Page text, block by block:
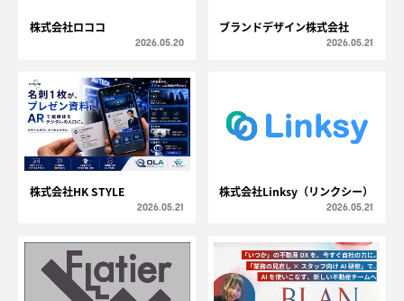
株式会社ロココ
2026.05.20
ブランドデザイン株式会社
2026.05.21
株式会社HK STYLE
2026.05.21
株式会社Linksy（リンクシー）
2026.05.21